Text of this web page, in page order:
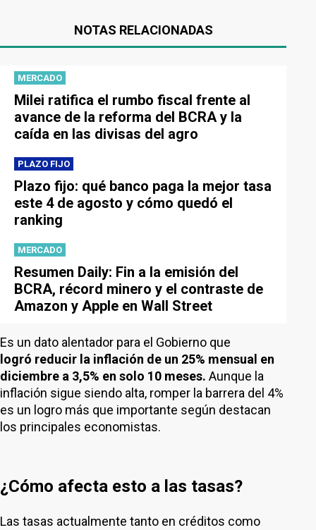
NOTAS RELACIONADAS
MERCADO
Milei ratifica el rumbo fiscal frente al
avance de la reforma del BCRA y la
caída en las divisas del agro
PLAZO FIJO
Plazo fijo: qué banco paga la mejor tasa
este 4 de agosto y cómo quedó el
ranking
MERCADO
Resumen Daily: Fin a la emisión del
BCRA, récord minero y el contraste de
Amazon y Apple en Wall Street
Es un dato alentador para el Gobierno que
logró reducir la inflación de un 25% mensual en
diciembre a 3,5% en solo 10 meses. Aunque la
inflación sigue siendo alta, romper la barrera del 4%
es un logro más que importante según destacan
los principales economistas.
¿Cómo afecta esto a las tasas?
Las tasas actualmente tanto en créditos como